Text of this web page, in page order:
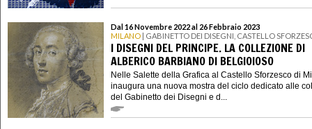
Dal 16 Novembre 2022 al 26 Febbraio 2023
MILANO | GABINETTO DEI DISEGNI, CASTELLO
I DISEGNI DEL PRINCIPE. LA COLLEZIONE DI
ALBERICO BARBIANO DI BELGIOIOSO
Nelle Salette della Grafica al Castello Sforzesco di
inaugura una nuova mostra del ciclo dedicato alle
del Gabinetto dei Disegni e d...